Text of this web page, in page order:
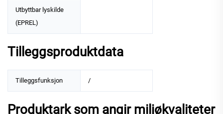
Utbyttbar lyskilde
(EPREL)
Tilleggsproduktdata
Tilleggsfunksjon /
Produktark som angir miljøkvaliteter